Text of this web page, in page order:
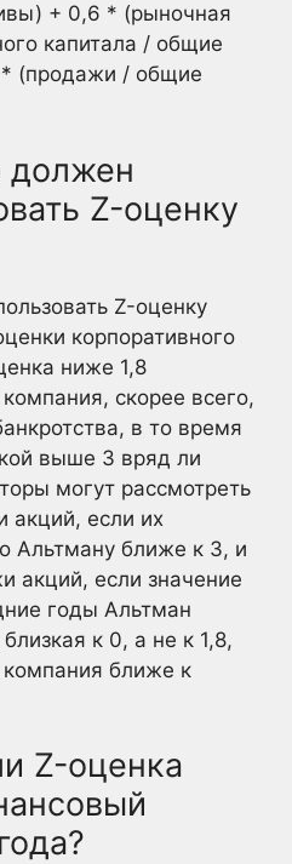
+ 0,6 * (рыночная
капитала / общие
* (продажи / общие
должен
Z-оценку
Z-оценку
корпоративного
ниже 1,8
скорее всего,
в то время
выше 3 вряд ли
могут рассмотреть
акций, если их
Альтману ближе к 3, и
акций, если значение
годы Альтман
к 0, а не к 1,8,
компания ближе к
Z-оценка